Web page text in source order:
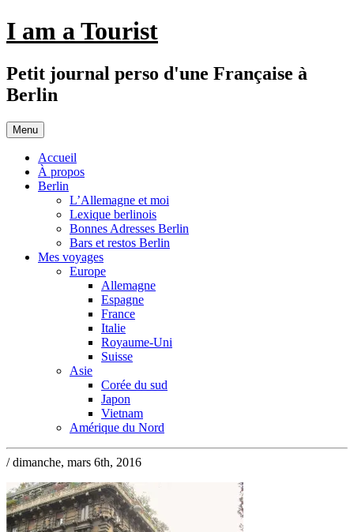
Aller
au
I am a Tourist
Petit journal perso d'une Française à
Berlin
Menu
Accueil
À propos
Berlin
L’Allemagne et moi
Lexique berlinois
Bonnes Adresses Berlin
Bars et restos Berlin
Mes voyages
Europe
Allemagne
Espagne
France
Italie
Royaume-Uni
Suisse
Asie
Corée du sud
Japon
Vietnam
Amérique du Nord
/ dimanche, mars 6th, 2016